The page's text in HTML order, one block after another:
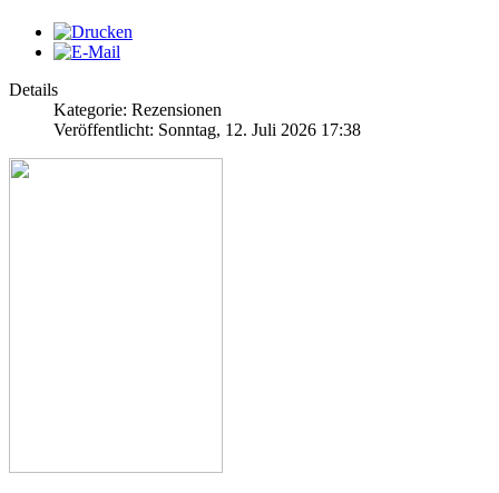
Details
Kategorie: Rezensionen
Veröffentlicht: Sonntag, 12. Juli 2026 17:38